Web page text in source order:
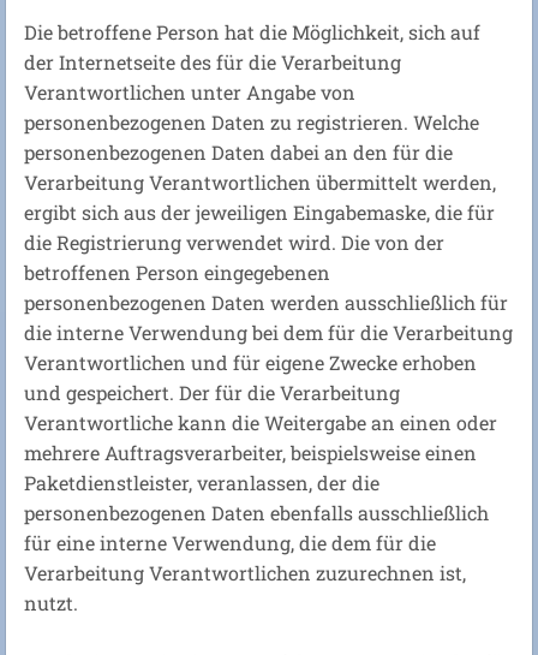
Die betroffene Person hat die Möglichkeit, sich auf
der Internetseite des für die Verarbeitung
Verantwortlichen unter Angabe von
personenbezogenen Daten zu registrieren. Welche
personenbezogenen Daten dabei an den für die
Verarbeitung Verantwortlichen übermittelt werden,
ergibt sich aus der jeweiligen Eingabemaske, die für
die Registrierung verwendet wird. Die von der
betroffenen Person eingegebenen
personenbezogenen Daten werden ausschließlich für
die interne Verwendung bei dem für die Verarbeitung
Verantwortlichen und für eigene Zwecke erhoben
und gespeichert. Der für die Verarbeitung
Verantwortliche kann die Weitergabe an einen oder
mehrere Auftragsverarbeiter, beispielsweise einen
Paketdienstleister, veranlassen, der die
personenbezogenen Daten ebenfalls ausschließlich
für eine interne Verwendung, die dem für die
Verarbeitung Verantwortlichen zuzurechnen ist,
nutzt.